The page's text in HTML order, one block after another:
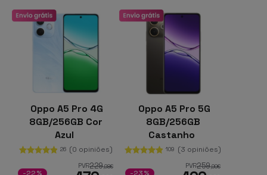
Oppo A5 Pro 4G
8GB/256GB Cor
Azul
26 (0 opiniões)
PVR229,98€
-22%
Oppo A5 Pro 5G
8GB/256GB
Castanho
109 (3 opiniões)
PVR259,99€
-23%